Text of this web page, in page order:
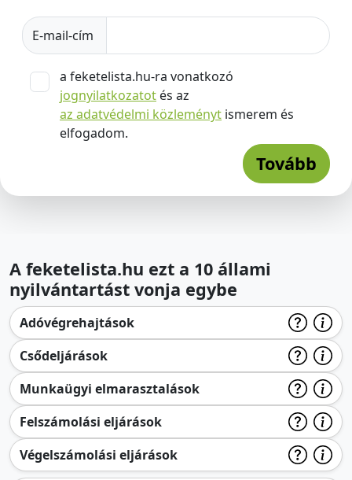
E-mail-cím
a feketelista.hu-ra vonatkozó
jognyilatkozatot és az
az adatvédelmi közleményt ismerem és
elfogadom.
Tovább
A feketelista.hu ezt a 10 állami
nyilvántartást vonja egybe
Adóvégrehajtások
Csődeljárások
Munkaügyi elmarasztalások
Felszámolási eljárások
Végelszámolási eljárások